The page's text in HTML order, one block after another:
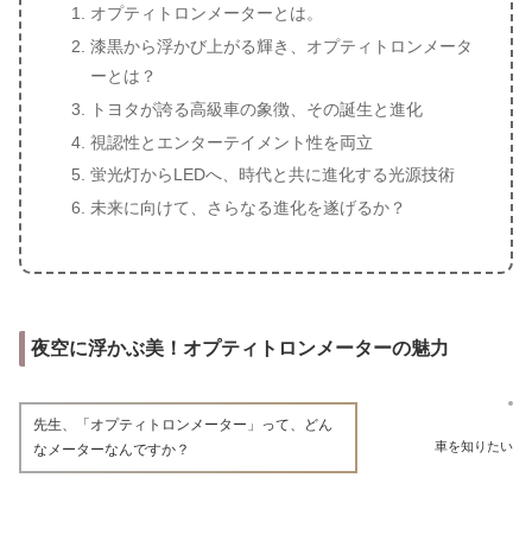
オプティトロンメーターとは。
漆黒から浮かび上がる輝き、オプティトロンメータ
ーとは？
トヨタが誇る高級車の象徴、その誕生と進化
視認性とエンターテイメント性を両立
蛍光灯からLEDへ、時代と共に進化する光源技術
未来に向けて、さらなる進化を遂げるか？
夜空に浮かぶ美！オプティトロンメーターの魅力
車を知りたい
先生、「オプティトロンメーター」って、どん
なメーターなんですか？